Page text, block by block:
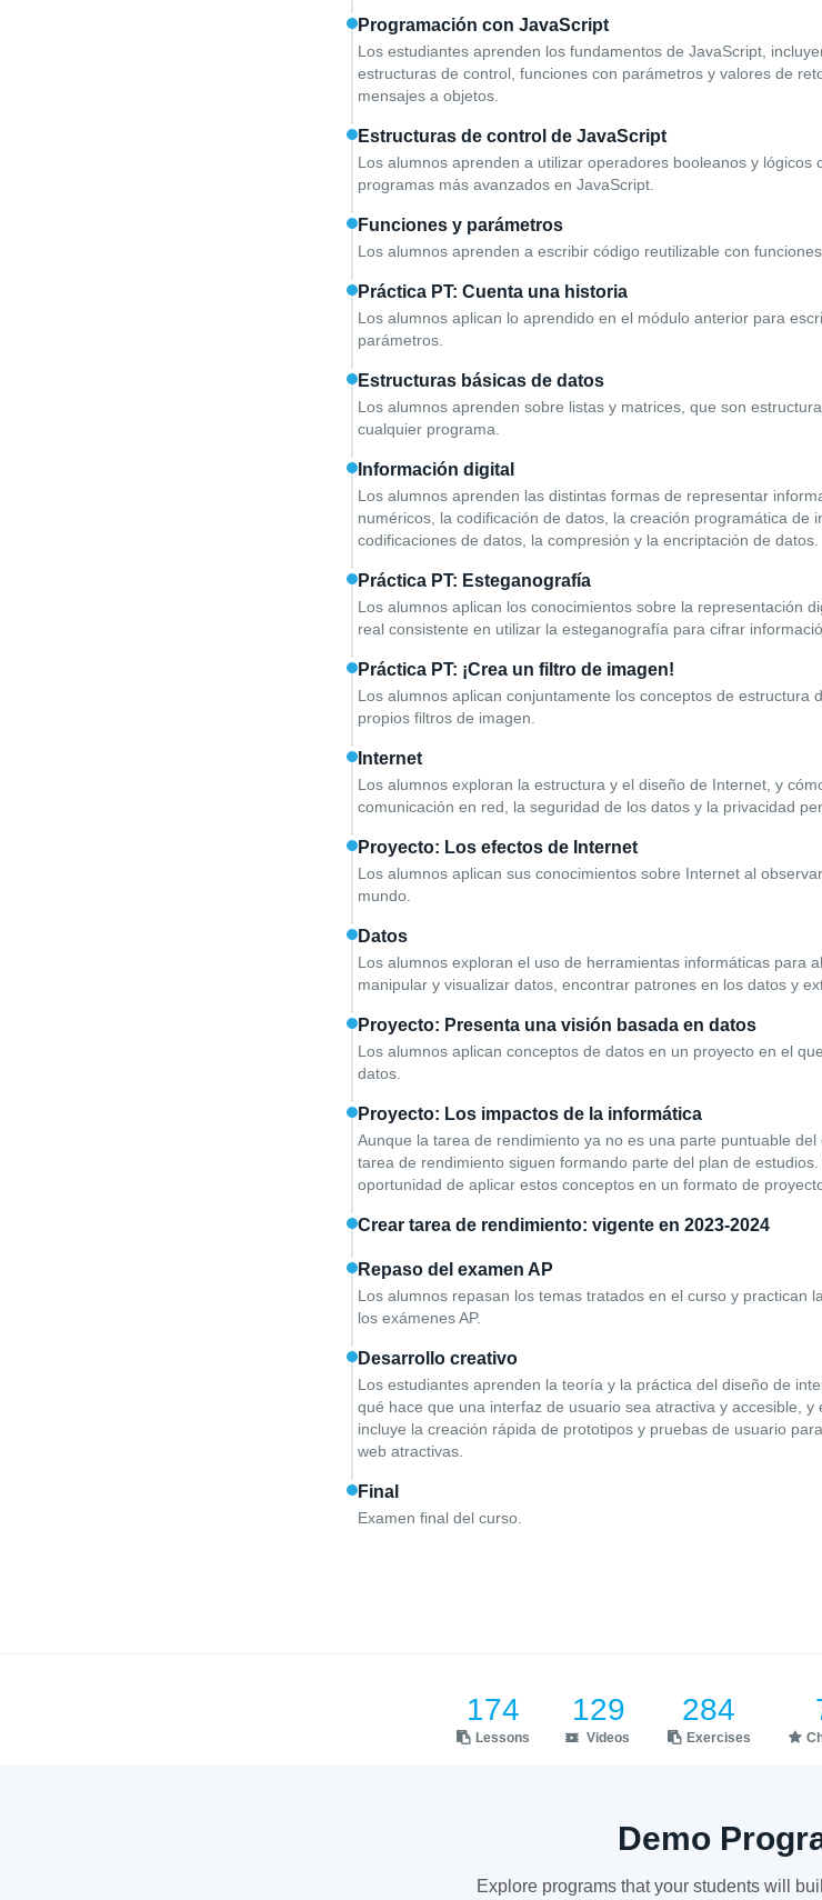
Programación con JavaScript
Los estudiantes aprenden los fundamentos de JavaScript,
estructuras de control, funciones con parámetros y valores de
mensajes a objetos.
Estructuras de control de JavaScript
Los alumnos aprenden a utilizar operadores booleanos y
programas más avanzados en JavaScript.
Funciones y parámetros
Los alumnos aprenden a escribir código reutilizable con
Práctica PT: Cuenta una historia
Los alumnos aplican lo aprendido en el módulo anterior para
parámetros.
Estructuras básicas de datos
Los alumnos aprenden sobre listas y matrices, que son
cualquier programa.
Información digital
Los alumnos aprenden las distintas formas de representar
numéricos, la codificación de datos, la creación programática de
codificaciones de datos, la compresión y la encriptación de datos.
Práctica PT: Esteganografía
Los alumnos aplican los conocimientos sobre la representación
real consistente en utilizar la esteganografía para cifrar
Práctica PT: ¡Crea un filtro de imagen!
Los alumnos aplican conjuntamente los conceptos de estructura
propios filtros de imagen.
Internet
Los alumnos exploran la estructura y el diseño de Internet, y
comunicación en red, la seguridad de los datos y la privacidad
Proyecto: Los efectos de Internet
Los alumnos aplican sus conocimientos sobre Internet al
mundo.
Datos
Los alumnos exploran el uso de herramientas informáticas para
manipular y visualizar datos, encontrar patrones en los datos y
Proyecto: Presenta una visión basada en datos
Los alumnos aplican conceptos de datos en un proyecto en el
datos.
Proyecto: Los impactos de la informática
Aunque la tarea de rendimiento ya no es una parte puntuable
tarea de rendimiento siguen formando parte del plan de
oportunidad de aplicar estos conceptos en un formato de
Crear tarea de rendimiento: vigente en 2023-2024
Repaso del examen AP
Los alumnos repasan los temas tratados en el curso y practican
los exámenes AP.
Desarrollo creativo
Los estudiantes aprenden la teoría y la práctica del diseño de
qué hace que una interfaz de usuario sea atractiva y accesible,
incluye la creación rápida de prototipos y pruebas de usuario
web atractivas.
Final
Examen final del curso.
174
Lessons
129
Videos
284
Exercises
Demo
Explore programs that your students will